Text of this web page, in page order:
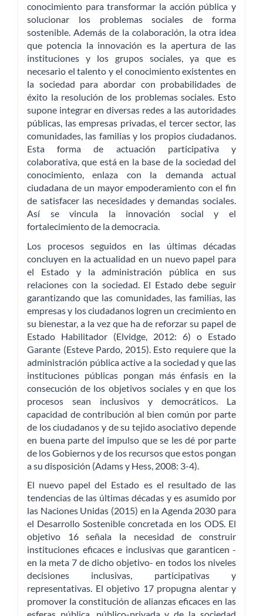
conocimiento para transformar la acción pública y
solucionar los problemas sociales de forma
sostenible. Además de la colaboración, la otra idea
que potencia la innovación es la apertura de las
instituciones y los grupos sociales, ya que es
necesario el talento y el conocimiento existentes en
la sociedad para abordar con probabilidades de
éxito la resolución de los problemas sociales. Esto
supone integrar en diversas redes a las autoridades
públicas, las empresas privadas, el tercer sector, las
comunidades, las familias y los propios ciudadanos.
Esta forma de actuación participativa y
colaborativa, que está en la base de la sociedad del
conocimiento, enlaza con la demanda actual
ciudadana de un mayor empoderamiento con el fin
de satisfacer las necesidades y demandas sociales.
Así se vincula la innovación social y el
fortalecimiento de la democracia.
Los procesos seguidos en las últimas décadas
concluyen en la actualidad en un nuevo papel para
el Estado y la administración pública en sus
relaciones con la sociedad. El Estado debe seguir
garantizando que las comunidades, las familias, las
empresas y los ciudadanos logren un crecimiento en
su bienestar, a la vez que ha de reforzar su papel de
Estado Habilitador (Elvidge, 2012: 6) o Estado
Garante (Esteve Pardo, 2015). Esto requiere que la
administración pública active a la sociedad y que las
instituciones públicas pongan más énfasis en la
consecución de los objetivos sociales y en que los
procesos sean inclusivos y democráticos. La
capacidad de contribución al bien común por parte
de los ciudadanos y de su tejido asociativo depende
en buena parte del impulso que se les dé por parte
de los Gobiernos y de los recursos que estos pongan
a su disposición (Adams y Hess, 2008: 3-4).
El nuevo papel del Estado es el resultado de las
tendencias de las últimas décadas y es asumido por
las Naciones Unidas (2015) en la Agenda 2030 para
el Desarrollo Sostenible concretada en los ODS. El
objetivo 16 señala la necesidad de construir
instituciones eficaces e inclusivas que garanticen -
en la meta 7 de dicho objetivo- en todos los niveles
decisiones inclusivas, participativas y
representativas. El objetivo 17 propugna alentar y
promover la constitución de alianzas eficaces en las